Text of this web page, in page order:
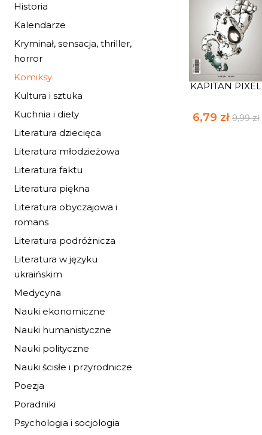
Historia
Kalendarze
Kryminał, sensacja, thriller,
horror
Komiksy
Kultura i sztuka
Kuchnia i diety
Literatura dziecięca
Literatura młodzieżowa
Literatura faktu
Literatura piękna
Literatura obyczajowa i
romans
Literatura podróżnicza
Literatura w języku
ukraińskim
Medycyna
Nauki ekonomiczne
Nauki humanistyczne
Nauki polityczne
Nauki ścisłe i przyrodnicze
Poezja
Poradniki
Psychologia i socjologia
KAPITAN PIXEL
6,79 zł 9,99 zł